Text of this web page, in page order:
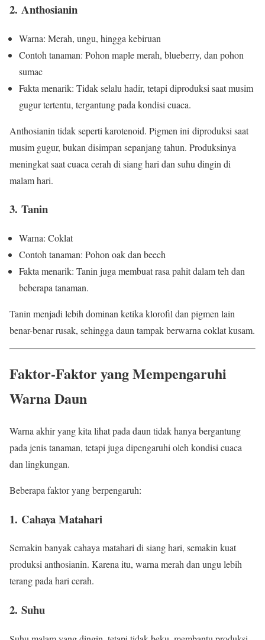
2. Anthosianin
Warna: Merah, ungu, hingga kebiruan
Contoh tanaman: Pohon maple merah, blueberry, dan pohon
sumac
Fakta menarik: Tidak selalu hadir, tetapi diproduksi saat musim
gugur tertentu, tergantung pada kondisi cuaca.
Anthosianin tidak seperti karotenoid. Pigmen ini diproduksi saat
musim gugur, bukan disimpan sepanjang tahun. Produksinya
meningkat saat cuaca cerah di siang hari dan suhu dingin di
malam hari.
3. Tanin
Warna: Coklat
Contoh tanaman: Pohon oak dan beech
Fakta menarik: Tanin juga membuat rasa pahit dalam teh dan
beberapa tanaman.
Tanin menjadi lebih dominan ketika klorofil dan pigmen lain
benar-benar rusak, sehingga daun tampak berwarna coklat kusam.
Faktor-Faktor yang Mempengaruhi
Warna Daun
Warna akhir yang kita lihat pada daun tidak hanya bergantung
pada jenis tanaman, tetapi juga dipengaruhi oleh kondisi cuaca
dan lingkungan.
Beberapa faktor yang berpengaruh:
1. Cahaya Matahari
Semakin banyak cahaya matahari di siang hari, semakin kuat
produksi anthosianin. Karena itu, warna merah dan ungu lebih
terang pada hari cerah.
2. Suhu